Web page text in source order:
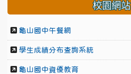
校園網站
龜山國中午餐網
學生成績分布查詢系統
龜山國中資優教育